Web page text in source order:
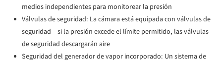
medios independientes para monitorear la presión
Válvulas de seguridad: La cámara está equipada con válvulas de
seguridad – si la presión excede el límite permitido, las válvulas
de seguridad descargarán aire
Seguridad del generador de vapor incorporado: Un sistema de